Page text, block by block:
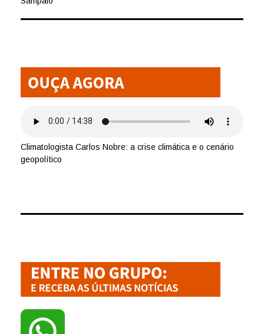
Climatologista Carlos Nobre: a crise climática e o cenário
geopolítico